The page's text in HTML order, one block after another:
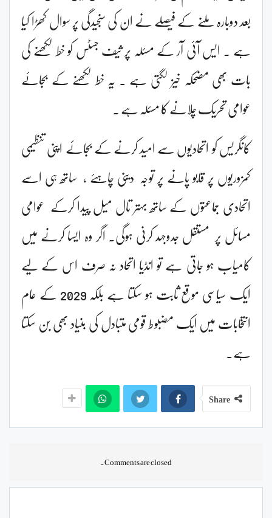
بعد دوبارہ ملنے کے فیصلے نے ان کی سنجیدگی پر سوال کھڑا کیا
ہے ۔ ایس آئی آر کے مسئلہ پر ثیف جسٹس کو خط لکھنے کی
بات بھی مضحکہ خیز لگتی ہے ۔ یہ خط لکھنے کے بجائے
عوامی تحریک چلانے کا مسئلہ ہے ۔
کانگریس کو اتحادیوں سے امید کرنے کے بجائے اپنی تنظیمی
کمزوریوں پر قابو پانے پر توجہ دینی چاہئے ، ساتھ ہی اسے
اتحادی جماعتوں کے ساتھ بہتر تال میل پیدا کرکے عوامی
مسائل پر مستقل جدوجہد کرنی ہوگی۔ اگر وہ ایسا کرنے میں
کامیاب ہو جاتی ہے تو انڈیا اتحاد نہ صرف اس کے لیے
ایک سیاسی موقع ثابت ہو سکتا ہے بلکہ 2029 کے عام
انتخابات میں ایک مضبوط قومی متبادل کی بنیاد بھی بن سکتا
ہے۔
Share
Comments are closed.